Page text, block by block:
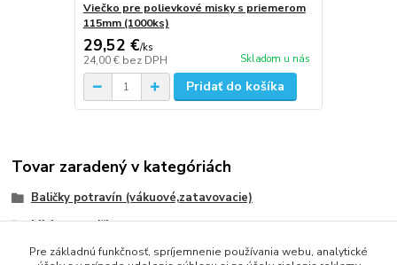
Viečko pre polievkové misky s priemerom
115mm (1000ks)
29,52 €/ks
24,00 € bez DPH Skladom u nás
Pridať do košíka
Tovar zaradený v kategóriách
Baličky potravín (vákuové,zatavovacie)
Misky a vaničky
MENU MISY PRE ZATAVOVACIE SYSTÉMY (PP)
Pre základnú funkčnosť, spríjemnenie používania webu, analytické